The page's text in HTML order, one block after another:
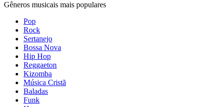
Gêneros musicais mais populares
Pop
Rock
Sertanejo
Bossa Nova
Hip Hop
Reggaeton
Kizomba
Música Cristã
Baladas
Funk